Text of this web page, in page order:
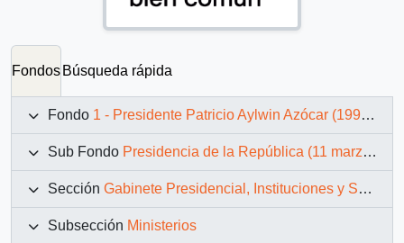
Fondos Búsqueda rápida
Fondo 1 - Presidente Patricio Aylwin Azócar (1990-1994)
Sub Fondo Presidencia de la República (11 marzo 1990 – 11 marzo 1994)
Sección Gabinete Presidencial, Instituciones y Servicios
Subsección Ministerios